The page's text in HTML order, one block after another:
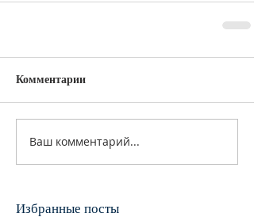
Комментарии
Ваш комментарий...
Избранные посты